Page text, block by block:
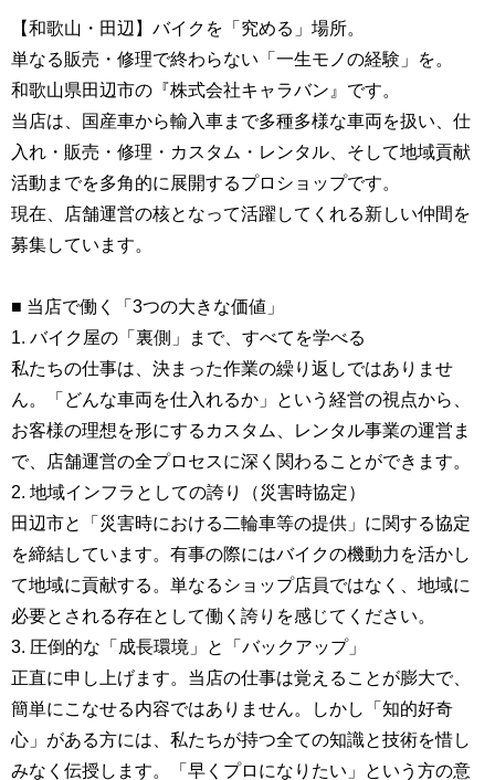
【和歌山・田辺】バイクを「究める」場所。
単なる販売・修理で終わらない「一生モノの経験」を。
和歌山県田辺市の『株式会社キャラバン』です。
当店は、国産車から輸入車まで多種多様な車両を扱い、仕
入れ・販売・修理・カスタム・レンタル、そして地域貢献
活動までを多角的に展開するプロショップです。
現在、店舗運営の核となって活躍してくれる新しい仲間を
募集しています。
■ 当店で働く「3つの大きな価値」
1. バイク屋の「裏側」まで、すべてを学べる
私たちの仕事は、決まった作業の繰り返しではありませ
ん。「どんな車両を仕入れるか」という経営の視点から、
お客様の理想を形にするカスタム、レンタル事業の運営ま
で、店舗運営の全プロセスに深く関わることができます。
2. 地域インフラとしての誇り（災害時協定）
田辺市と「災害時における二輪車等の提供」に関する協定
を締結しています。有事の際にはバイクの機動力を活かし
て地域に貢献する。単なるショップ店員ではなく、地域に
必要とされる存在として働く誇りを感じてください。
3. 圧倒的な「成長環境」と「バックアップ」
正直に申し上げます。当店の仕事は覚えることが膨大で、
簡単にこなせる内容ではありません。しかし「知的好奇
心」がある方には、私たちが持つ全ての知識と技術を惜し
みなく伝授します。「早くプロになりたい」という方の意